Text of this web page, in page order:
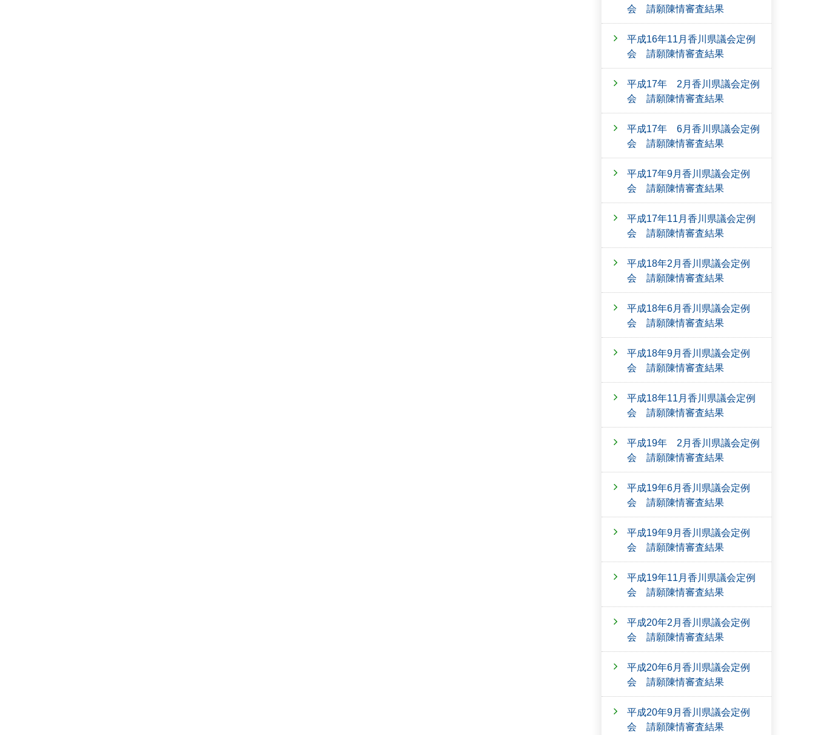
会 請願陳情審査結果
平成16年11月香川県議会定例
会 請願陳情審査結果
平成17年 2月香川県議会定例
会 請願陳情審査結果
平成17年 6月香川県議会定例
会 請願陳情審査結果
平成17年9月香川県議会定例
会 請願陳情審査結果
平成17年11月香川県議会定例
会 請願陳情審査結果
平成18年2月香川県議会定例
会 請願陳情審査結果
平成18年6月香川県議会定例
会 請願陳情審査結果
平成18年9月香川県議会定例
会 請願陳情審査結果
平成18年11月香川県議会定例
会 請願陳情審査結果
平成19年 2月香川県議会定例
会 請願陳情審査結果
平成19年6月香川県議会定例
会 請願陳情審査結果
平成19年9月香川県議会定例
会 請願陳情審査結果
平成19年11月香川県議会定例
会 請願陳情審査結果
平成20年2月香川県議会定例
会 請願陳情審査結果
平成20年6月香川県議会定例
会 請願陳情審査結果
平成20年9月香川県議会定例
会 請願陳情審査結果